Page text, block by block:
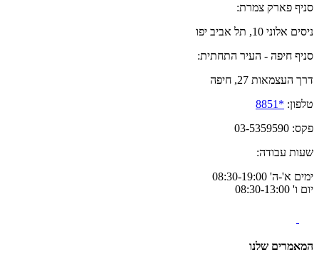
סניף פארק צמרת:
ניסים אלוני 10, תל אביב יפו
סניף חיפה - העיר התחתית:
דרך העצמאות 27, חיפה
טלפון: *8851
פקס: 03-5359590
שעות עבודה:
ימים א'-ה' 08:30-19:00
יום ו' 08:30-13:00
המאמרים שלנו